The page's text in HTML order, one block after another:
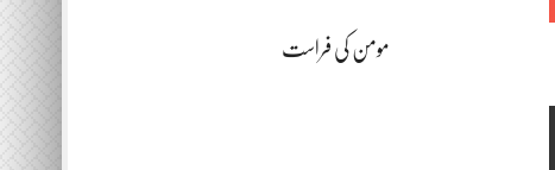
مومن کی فراست